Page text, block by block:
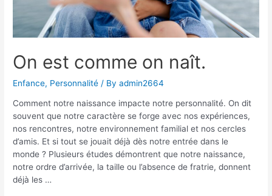
On est comme on naît.
Enfance, Personnalité / Byadmin2664
Comment notre naissance impacte notre personnalité. On dit
souvent que notre caractère se forge avec nos expériences,
nos rencontres, notre environnement familial et nos cercles
d’amis. Et si tout se jouait déjà dès notre entrée dans le
monde ? Plusieurs études démontrent que notre naissance,
notre ordre d’arrivée, la taille ou l’absence de fratrie, donnent
déjà les …